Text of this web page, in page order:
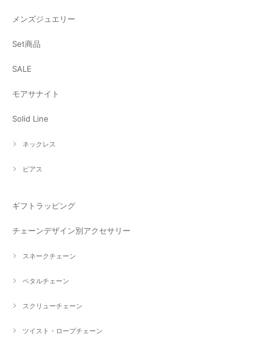
メンズジュエリー
Set商品
SALE
モアサナイト
Solid Line
ネックレス
ピアス
ギフトラッピング
チェーンデザイン別アクセサリー
スネークチェーン
ペタルチェーン
スクリューチェーン
ツイスト・ロープチェーン